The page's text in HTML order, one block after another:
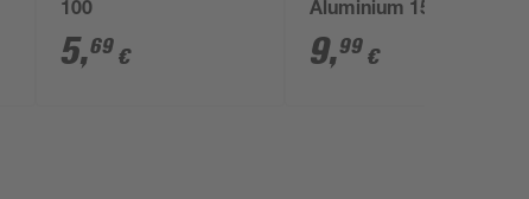
100
5,69 €
Aluminium 150 x 215
mm weiß
9,99 €